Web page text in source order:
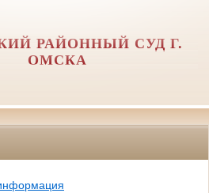
РАЙОННЫЙ СУД Г.
ОМСКА